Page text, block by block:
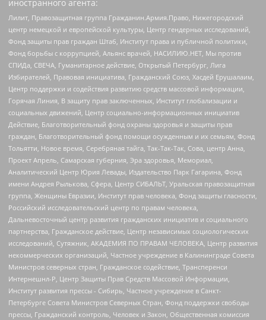
иностранного агента:
Лилит, Правозащитная группа Гражданин.Армия.Право, Нижегородский
центр немецкой и европейской культуры, Центр гендерных исследований,
Фонд защиты прав граждан Штаб, Институт права и публичной политики,
Фонд борьбы с коррупцией, Альянс врачей, НАСИЛИЮ.НЕТ, Мы против
СПИДа, СВЕЧА, Гуманитарное действие, Открытый Петербург, Лига
Избирателей, Правовая инициатива, Гражданский Союз, Хасдей Ерушалаим,
Центр поддержки и содействия развитию средств массовой информации,
Горячая Линия, В защиту прав заключенных, Институт глобализации и
социальных движений, Центр социально-информационных инициатив
Действие, Благотворительный фонд охраны здоровья и защиты прав
граждан, Благотворительный фонд помощи осужденным и их семьям, Фонд
Тольятти, Новое время, Серебряная тайга, Так-Так-Так, Сова, центр Анна,
Проект Апрель, Самарская губерния, Эра здоровья, Мемориал,
Аналитический Центр Юрия Левады, Издательство Парк Гагарина, Фонд
имени Андрея Рылькова, Сфера, Центр СИБАЛЬТ, Уральская правозащитная
группа, Женщины Евразии, Институт прав человека, Фонд защиты гласности,
Российский исследовательский центр по правам человека,
Дальневосточный центр развития гражданских инициатив и социального
партнерства, Гражданское действие, Центр независимых социологических
исследований, Сутяжник, АКАДЕМИЯ ПО ПРАВАМ ЧЕЛОВЕКА, Центр развития
некоммерческих организаций, Частное учреждение в Калининграде Совета
Министров северных стран, Гражданское содействие, Трансперенси
Интернешнл-Р, Центр Защиты Прав Средств Массовой Информации,
Институт развития прессы - Сибирь, Частное учреждение в Санкт-
Петербурге Совета Министров Северных Стран, Фонд поддержки свободы
прессы, Гражданский контроль, Человек и Закон, Общественная комиссия